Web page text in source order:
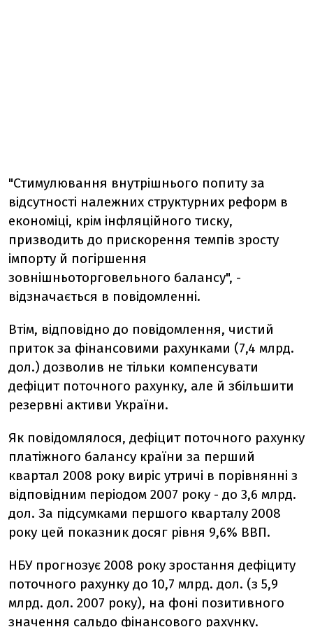
"Стимулювання внутрішнього попиту за
відсутності належних структурних реформ в
економіці, крім інфляційного тиску,
призводить до прискорення темпів зросту
імпорту й погіршення
зовнішньоторговельного балансу", -
відзначається в повідомленні.
Втім, відповідно до повідомлення, чистий
приток за фінансовими рахунками (7,4 млрд.
дол.) дозволив не тільки компенсувати
дефіцит поточного рахунку, але й збільшити
резервні активи України.
Як повідомлялося, дефіцит поточного рахунку
платіжного балансу країни за перший
квартал 2008 року виріс утричі в порівнянні з
відповідним періодом 2007 року - до 3,6 млрд.
дол. За підсумками першого кварталу 2008
року цей показник досяг рівня 9,6% ВВП.
НБУ прогнозує 2008 року зростання дефіциту
поточного рахунку до 10,7 млрд. дол. (з 5,9
млрд. дол. 2007 року), на фоні позитивного
значення сальдо фінансового рахунку.